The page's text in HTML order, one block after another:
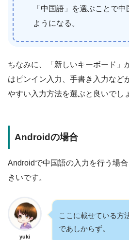
「中国語」を選ぶことで
ようになる。
ちなみに、「新しいキーボード」
はピンイン入力、手書き入力など
やすい入力方法を選ぶと良いでし
Androidの場合
Androidで中国語の入力を行う場
きいです。
yuki
ここに載せている方
であしからず。